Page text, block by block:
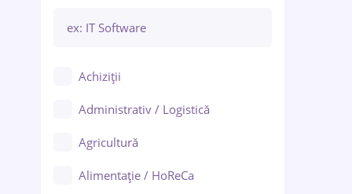
Bacău
Galați (Galați)
Ploiești
Achiziții
Administrativ / Logistică
Agricultură
Alimentație / HoReCa